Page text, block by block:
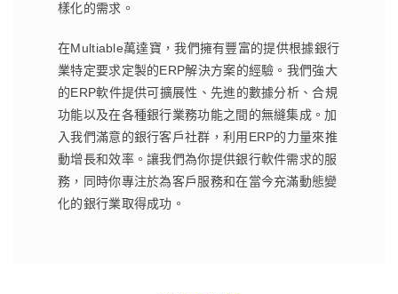
樣化的需求。
在Multiable萬達寶，我們擁有豐富的提供根據銀行
業特定要求定製的ERP解決方案的經驗。我們強大
的ERP軟件提供可擴展性、先進的數據分析、合規
功能以及在各種銀行業務功能之間的無縫集成。加
入我們滿意的銀行客戶社群，利用ERP的力量來推
動增長和效率。讓我們為你提供銀行軟件需求的服
務，同時你專注於為客戶服務和在當今充滿動態變
化的銀行業取得成功。